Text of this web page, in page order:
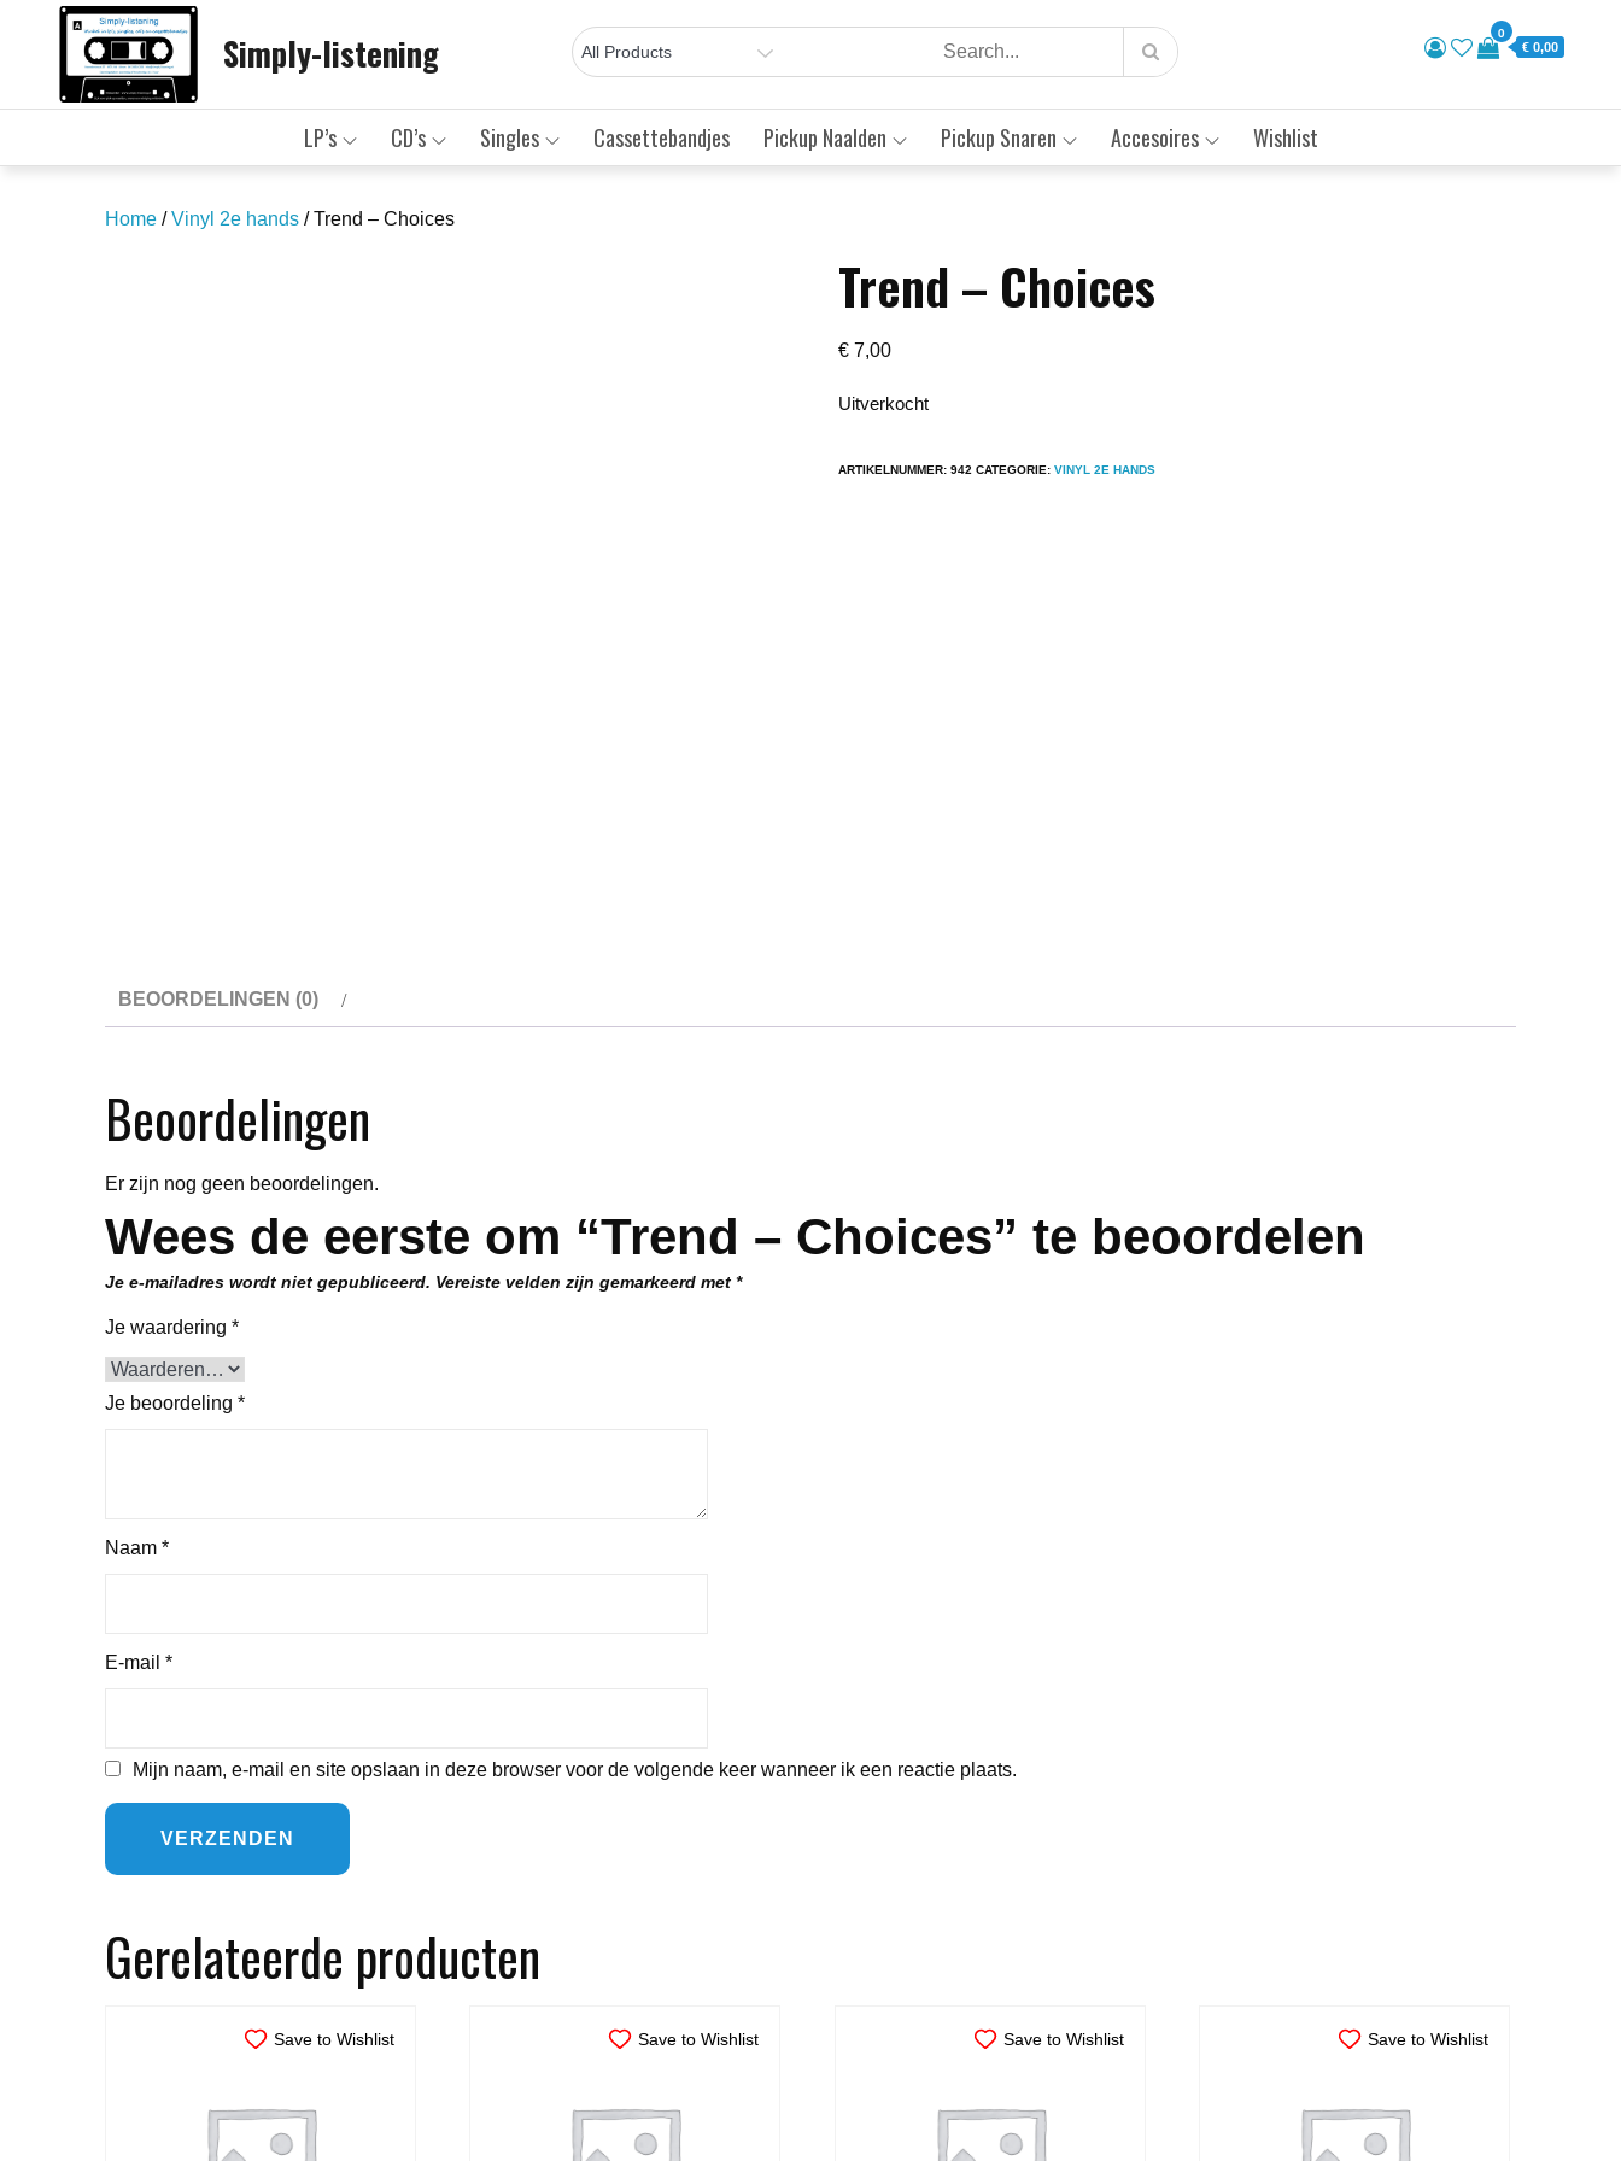
Simply-listening 0
€ 0,00
LP’s CD’s Singles Cassettebandjes Pickup Naalden Pickup Snaren Accesoires Wishlist
Home /Vinyl 2e hands / Trend – Choices
Trend – Choices
€ 7,00
Uitverkocht
ARTIKELNUMMER:942 CATEGORIE:VINYL 2E HANDS
BEOORDELINGEN (0)
Beoordelingen
Er zijn nog geen beoordelingen.
Wees de eerste om “Trend – Choices” te beoordelen
Je e-mailadres wordt niet gepubliceerd. Vereiste velden zijn gemarkeerd met *
Je waardering *
Je beoordeling *
Naam *
E-mail *
Mijn naam, e-mail en site opslaan in deze browser voor de volgende keer wanneer ik een reactie plaats.
Gerelateerde producten
Save to Wishlist Save to Wishlist Save to Wishlist Save to Wishlist